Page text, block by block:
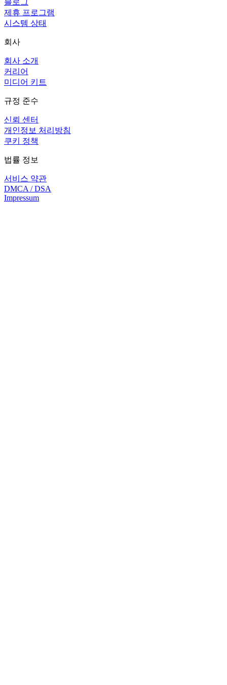
제휴 프로그램
시스템 상태
회사
회사 소개
커리어
미디어 키트
규정 준수
신뢰 센터
개인정보 처리방침
쿠키 정책
법률 정보
서비스 약관
DMCA / DSA
Impressum